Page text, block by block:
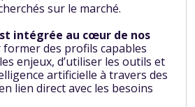
sur le marché.
intégrée au cœur de nos
des profils capables
enjeux, d’utiliser les outils et
artificielle à travers des
lien direct avec les besoins